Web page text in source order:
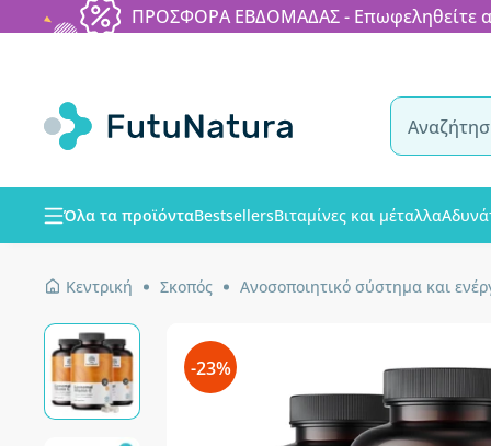
ΠΡΟΣΦΟΡΑ ΕΒΔΟΜΑΔΑΣ - Επωφεληθείτε
Όλα τα προϊόνταBestsellersΒιταμίνες και μέταλλα
Κεντρική Σκοπός Ανοσοποιητικό σύστημα και
-23%